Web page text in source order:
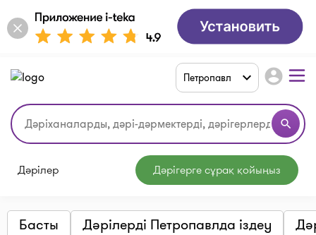
search
Петропавл account_circle
Дәрілер Дәрігерге сұрақ қойыңыз
Басты Дәрілерді Петропавлда іздеу